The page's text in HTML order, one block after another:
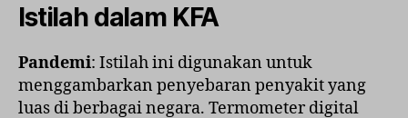
Istilah dalam KFA
Pandemi: Istilah ini digunakan untuk
menggambarkan penyebaran penyakit yang
luas di berbagai negara. Termometer digital